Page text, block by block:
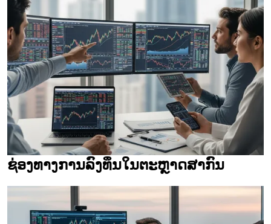
ຊ່ອງທາງການລົງທຶນໃນຕະຫຼາດສາກົນ